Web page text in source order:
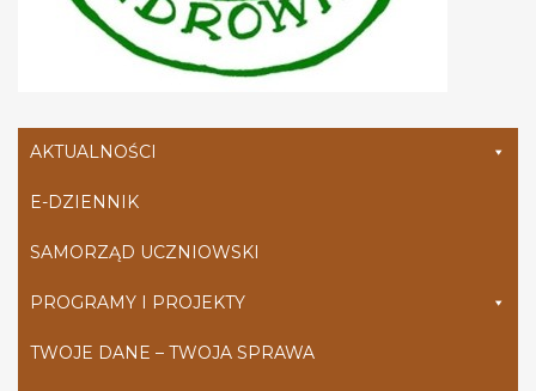
AKTUALNOŚCI
E-DZIENNIK
SAMORZĄD UCZNIOWSKI
PROGRAMY I PROJEKTY
TWOJE DANE – TWOJA SPRAWA